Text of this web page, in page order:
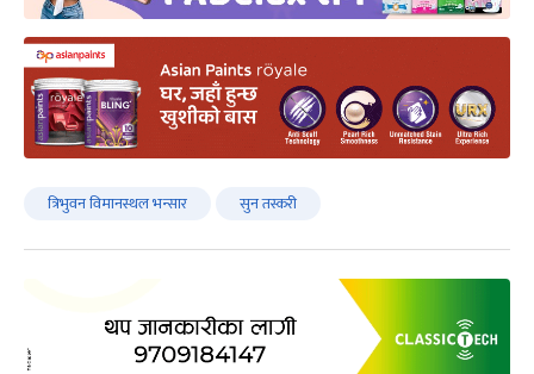
त्रिभुवन विमानस्थल भन्सार सुन तस्करी